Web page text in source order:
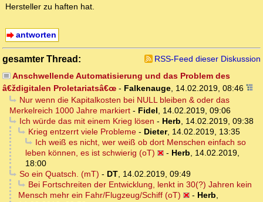
Hersteller zu haften hat.
antworten
gesamter Thread:
RSS-Feed dieser Diskussion
Anschwellende Automatisierung und das Problem des
â€ždigitalen Proletariatsâ€œ - Falkenauge, 14.02.2019, 08:46
Nur wenn die Kapitalkosten bei NULL bleiben & oder das
Merkelreich 1000 Jahre markiert - Fidel, 14.02.2019, 09:06
Ich würde das mit einem Krieg lösen - Herb, 14.02.2019, 09:38
Krieg entzerrt viele Probleme- Dieter, 14.02.2019, 13:35
Ich weiß es nicht, wer weiß ob dort Menschen einfach so
leben können, es ist schwierig (oT)
- Herb, 14.02.2019,
18:00
So ein Quatsch. (mT) - DT, 14.02.2019, 09:49
Bei Fortschreiten der Entwicklung, lenkt in 30(?) Jahren kein
Mensch mehr ein Fahr/Flugzeug/Schiff (oT)
- Herb,